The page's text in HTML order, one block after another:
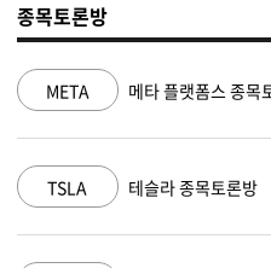
종목토론방
NVDA 엔비디아 종목
MSFT 마이크로소프